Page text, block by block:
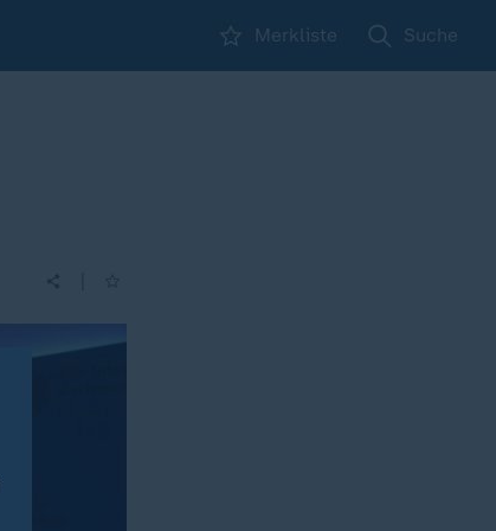
Merkliste Suche